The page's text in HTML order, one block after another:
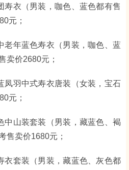
寿衣（男装，咖色、蓝色都有售
元；
老年蓝色寿衣（男装，咖色、蓝
卖价2680元；
凤羽中式寿衣唐装（女装，宝石
元；
中山装套装（男装，藏蓝色、褐
售卖价1680元；
衣套装（男装，藏蓝色、灰色都